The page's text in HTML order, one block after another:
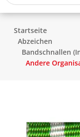
Startseite
Abzeichen
Bandschnallen
Andere